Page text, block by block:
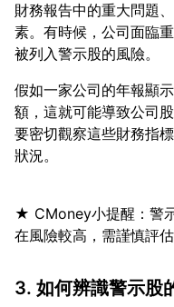
財務報告中的重大問題
素。有時候，公司面臨
假如一家公司的年報顯
額，這就可能導致公司
要密切觀察這些財務指
★ CMoney小提醒：警
3. 如何辨識警示股